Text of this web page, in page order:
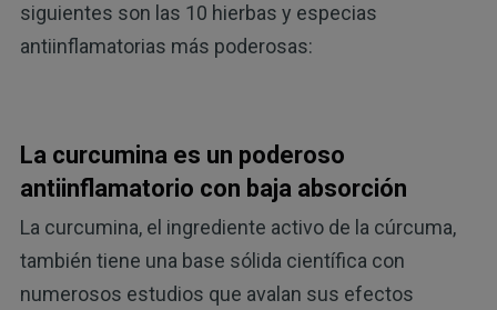
siguientes son las 10 hierbas y especias
antiinflamatorias más poderosas:
La curcumina es un poderoso
antiinflamatorio con baja absorción
La curcumina, el ingrediente activo de la cúrcuma,
también tiene una base sólida científica con
numerosos estudios que avalan sus efectos